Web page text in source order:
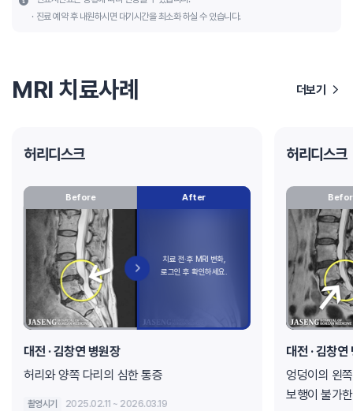
진료 예약 후 내원하시면 대기시간을 최소화 하실 수 있습니다.
MRI 치료사례 더보기
허리디스크
Before After
대전 · 김창연 병원장
허리와 양쪽 다리의 심한 통증
촬영시기 2025.02.11 ~ 2026.03.19
허리디스크
대전 · 김창연
엉덩이의 왼
보행이 불가